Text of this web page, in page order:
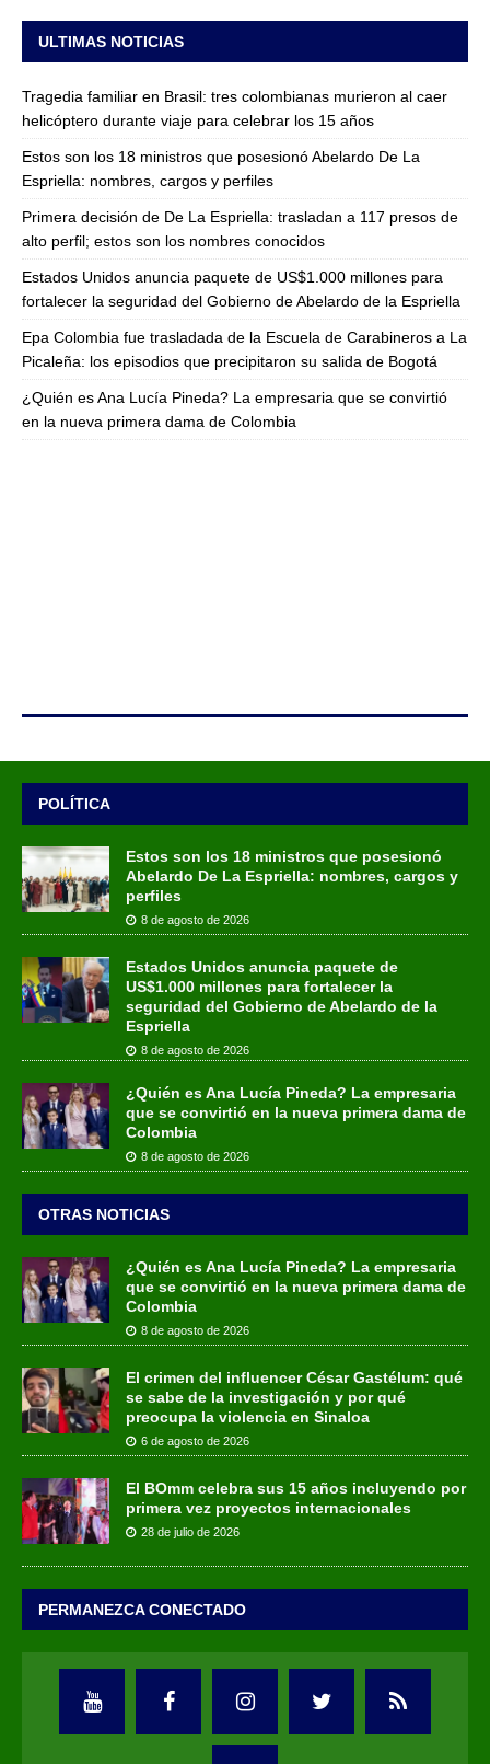
ULTIMAS NOTICIAS
Tragedia familiar en Brasil: tres colombianas murieron al caer
helicóptero durante viaje para celebrar los 15 años
Estos son los 18 ministros que posesionó Abelardo De La
Espriella: nombres, cargos y perfiles
Primera decisión de De La Espriella: trasladan a 117 presos de
alto perfil; estos son los nombres conocidos
Estados Unidos anuncia paquete de US$1.000 millones para
fortalecer la seguridad del Gobierno de Abelardo de la Espriella
Epa Colombia fue trasladada de la Escuela de Carabineros a La
Picaleña: los episodios que precipitaron su salida de Bogotá
¿Quién es Ana Lucía Pineda? La empresaria que se convirtió
en la nueva primera dama de Colombia
POLÍTICA
Estos son los 18 ministros que posesionó
Abelardo De La Espriella: nombres, cargos y
perfiles
8 de agosto de 2026
Estados Unidos anuncia paquete de
US$1.000 millones para fortalecer la
seguridad del Gobierno de Abelardo de la
Espriella
8 de agosto de 2026
¿Quién es Ana Lucía Pineda? La empresaria
que se convirtió en la nueva primera dama de
Colombia
8 de agosto de 2026
OTRAS NOTICIAS
¿Quién es Ana Lucía Pineda? La empresaria
que se convirtió en la nueva primera dama de
Colombia
8 de agosto de 2026
El crimen del influencer César Gastélum: qué
se sabe de la investigación y por qué
preocupa la violencia en Sinaloa
6 de agosto de 2026
El BOmm celebra sus 15 años incluyendo por
primera vez proyectos internacionales
28 de julio de 2026
PERMANEZCA CONECTADO